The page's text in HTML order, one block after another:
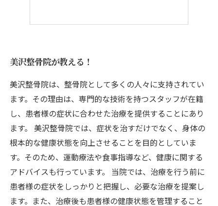
美沢整骨院が教える！
美沢整骨院は、整骨院として多くの人々に支持されてい
ます。その理由は、専門的な技術を持つスタッフが在籍
し、患者様の症状に合わせた治療を提供することにあり
ます。 美沢整骨院では、症状を治すだけでなく、身体の
根本的な健康状態を向上させることを目的としていま
す。そのため、運動療法や食事指導など、健康に関する
アドバイスも行っています。 当院では、治療を行う前に
患者様の症状をしっかりと把握し、必要な治療を提案し
ます。また、治療後も患者様の健康状態を管理すること